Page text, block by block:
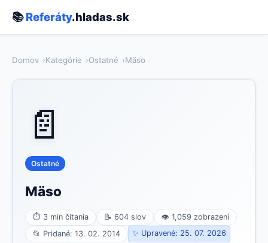
📚Referáty.hladas.sk
Domov Kategórie Ostatné Mäso
📄
Ostatné
Mäso
⏱ 3 min čítania 📝 604 slov
👁 1,059 zobrazení
📂 Pridané: 13. 02. 2014
✨ Upravené: 25. 07. 2026